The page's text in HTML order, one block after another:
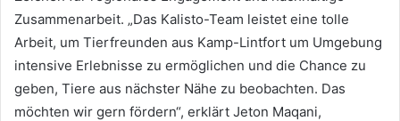
Zusammenarbeit. „Das Kalisto-Team leistet eine tolle
Arbeit, um Tierfreunden aus Kamp-Lintfort um Umgebung
intensive Erlebnisse zu ermöglichen und die Chance zu
geben, Tiere aus nächster Nähe zu beobachten. Das
möchten wir gern fördern“, erklärt Jeton Maqani,